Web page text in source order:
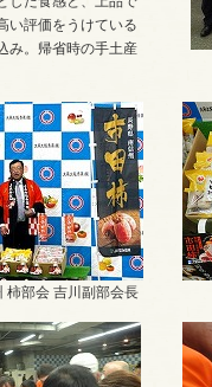
い評価をうけている
み。帰省時の手土産
柿部会 吉川副部会長